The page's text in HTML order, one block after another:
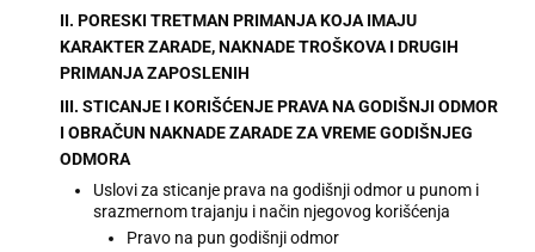
II. PORESKI TRETMAN PRIMANJA KOJA IMAJU
KARAKTER ZARADE, NAKNADE TROŠKOVA I DRUGIH
PRIMANJA ZAPOSLENIH
III. STICANJE I KORIŠĆENJE PRAVA NA GODIŠNJI ODMOR
I OBRAČUN NAKNADE ZARADE ZA VREME GODIŠNJEG
ODMORA
Uslovi za sticanje prava na godišnji odmor u punom i
srazmernom trajanju i način njegovog korišćenja
Pravo na pun godišnji odmor